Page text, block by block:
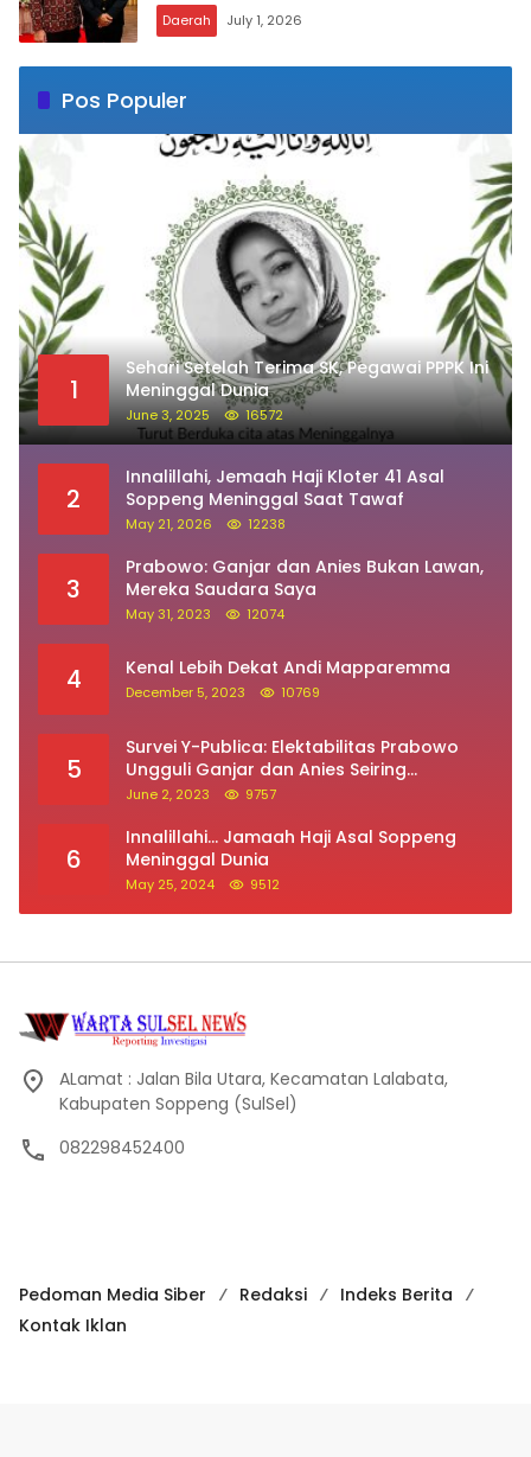
Daerah July 1, 2026
Pos Populer
1
Sehari Setelah Terima SK, Pegawai PPPK Ini
Meninggal Dunia
June 3, 2025 16572
2
Innalillahi, Jemaah Haji Kloter 41 Asal
Soppeng Meninggal Saat Tawaf
May 21, 2026 12238
3
Prabowo: Ganjar dan Anies Bukan Lawan,
Mereka Saudara Saya
May 31, 2023 12074
4 Kenal Lebih Dekat Andi Mapparemma
December 5, 2023 10769
5
Survei Y-Publica: Elektabilitas Prabowo
Ungguli Ganjar dan Anies Seiring
Kepuasan Terhadap Jokowi Naik
June 2, 2023 9757
6
Innalillahi… Jamaah Haji Asal Soppeng
Meninggal Dunia
May 25, 2024 9512
ALamat : Jalan Bila Utara, Kecamatan Lalabata,
Kabupaten Soppeng (SulSel)
082298452400
Pedoman Media Siber Redaksi
Indeks Berita
Kontak Iklan